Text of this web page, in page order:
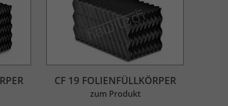
CF 19 FOLIENFÜLLKÖRPER
zum Produkt